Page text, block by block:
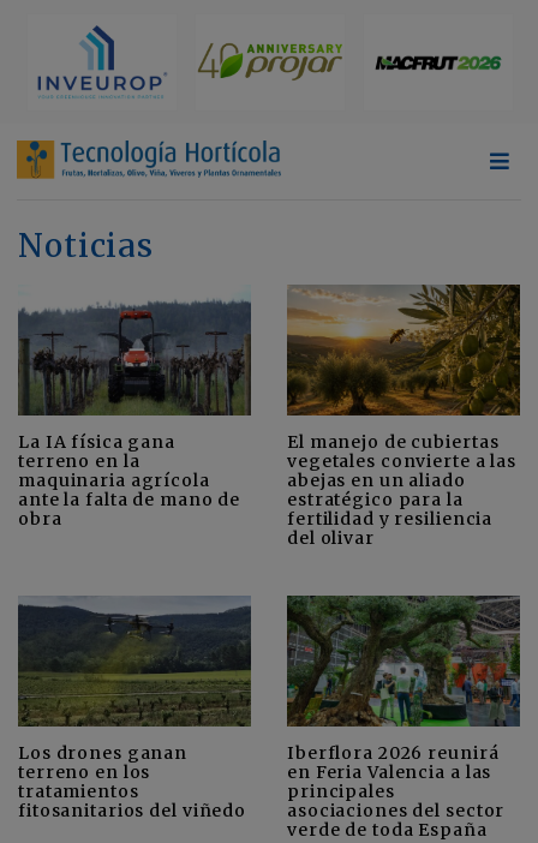
Noticias
La IA física gana
terreno en la
maquinaria agrícola
ante la falta de mano de
obra
El manejo de cubiertas
vegetales convierte a las
abejas en un aliado
estratégico para la
fertilidad y resiliencia
del olivar
Los drones ganan
terreno en los
tratamientos
fitosanitarios del viñedo
Iberflora 2026 reunirá
en Feria Valencia a las
principales
asociaciones del sector
verde de toda España